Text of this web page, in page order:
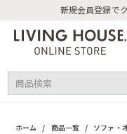
新規会員登録で
ホーム / 商品一覧 / ソファ・